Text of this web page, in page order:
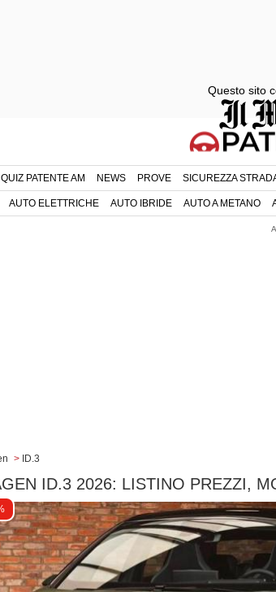
QUIZ PATENTE AM NEWS PROVE SICUREZZA
AUTO ELETTRICHE AUTO IBRIDE AUTO A METANO
> ID.3
ID.3 2026: LISTINO PREZZI,
Questo sito